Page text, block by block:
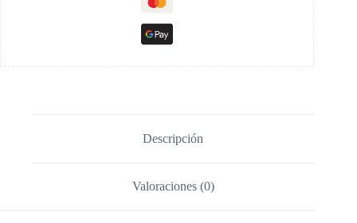
Descripción
Valoraciones (0)